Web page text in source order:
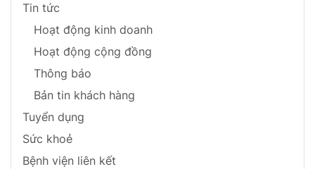
Tin tức
Hoạt động kinh doanh
Hoạt động cộng đồng
Thông báo
Bản tin khách hàng
Tuyển dụng
Sức khoẻ
Bệnh viện liên kết